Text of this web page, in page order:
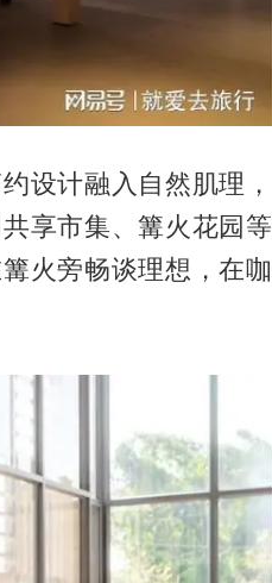
设计融入自然肌理，
享市集、篝火花园等
火旁畅谈理想，在咖